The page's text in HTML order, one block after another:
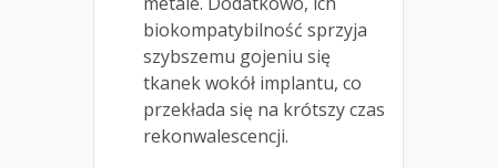
biokompatybilność sprzyja
szybszemu gojeniu się
tkanek wokół implantu, co
przekłada się na krótszy czas
rekonwalescencji.